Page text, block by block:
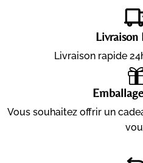
Livraison
Livraison rapide
Vous souhaitez offrir un